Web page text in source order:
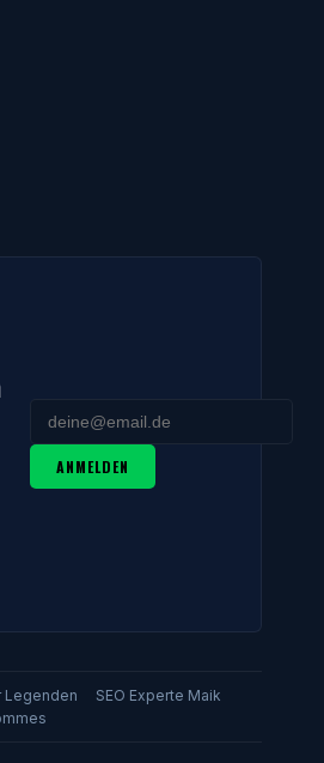
ANMELDEN
Legenden
SEO Experte Maik